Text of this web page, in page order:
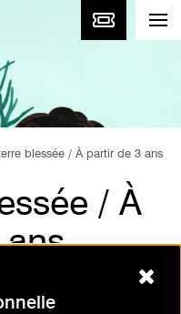
blessée / À partir de 3 ans
/ À
en famille